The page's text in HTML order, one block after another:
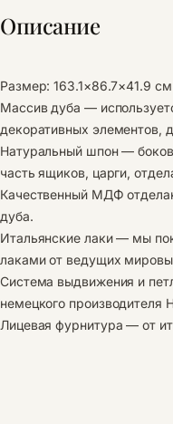
Описание
Размер: 163.1×86.7×41.9 см
Массив дуба —
декоративных элементов,
Натуральный шпон —
часть ящиков, царги,
Качественный МДФ
дуба.
Итальянские лаки — мы
лаками от ведущих
Система выдвижения и
немецкого производителя
Лицевая фурнитура — от